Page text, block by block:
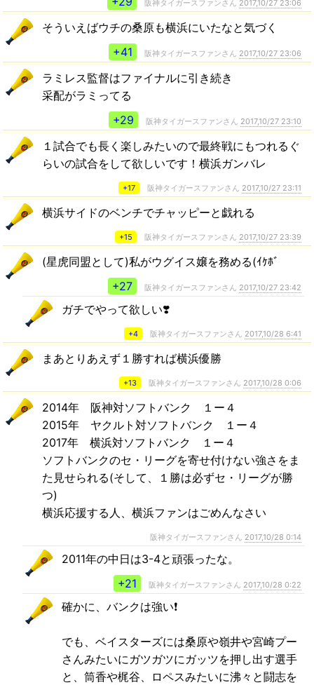
阪神タイガースファンさん 2017,10/27 23:06
そういえばウチの桑原も横浜にいたなと気づく
+41
阪神タイガースファンさん 2017,10/27 23:06
ラミレス監督はファイナルに引き続き
采配がラミってる
+29
阪神タイガースファンさん 2017,10/27 23:10
１試合でも長く楽しみたいので最終戦にもつれるぐ
らいの試合をして欲しいです！横浜ガンバレ
+17 阪神タイガースファンさん 2017,10/27 23:11
横浜サイドのベンチでチャッピーと戯れる
+15 阪神タイガースファンさん 2017,10/27 23:39
(星虎同盟として)私がウグイス嬢を務める(ｲｹﾎﾞ
+27
阪神タイガースファンさん 2017,10/27 23:42
ガチでやって欲しい❣️
+4 阪神タイガースファンさん 2017,10/28 6:41
まあとりあえず１勝すれば横浜優勝
+13 阪神タイガースファンさん 2017,10/28 0:06
2014年 阪神対ソフトバンク １ー４
2015年 ヤクルト対ソフトバンク １ー４
2017年 横浜対ソフトバンク １ー４
ソフトバンクのセ・リーグを寄せ付けない強さをま
た見せられる(そして、１勝は必ずセ・リーグが勝
つ)
横浜応援する人、横浜ファンはごめんなさい
阪神タイガースファンさん 2017,10/28 0:14
2011年の中日は3-4と頑張ったな。
+21
阪神タイガースファンさん 2017,10/28 0:22
確かに、バンクは強い❗
でも、ベイスターズには桑原や嶺井や宮崎プー
さんみたいにガツガツにガッツを押し出す選手
と、筒香や梶谷、ロペスみたいに沸々と闘志を